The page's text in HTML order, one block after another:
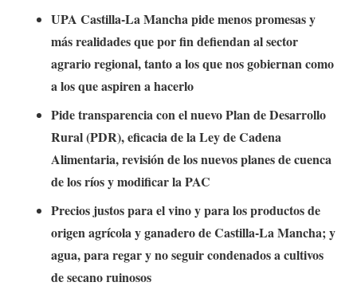
UPA Castilla-La Mancha pide menos promesas y
más realidades que por fin defiendan al sector
agrario regional, tanto a los que nos gobiernan como
a los que aspiren a hacerlo
Pide transparencia con el nuevo Plan de Desarrollo
Rural (PDR), eficacia de la Ley de Cadena
Alimentaria, revisión de los nuevos planes de cuenca
de los ríos y modificar la PAC
Precios justos para el vino y para los productos de
origen agrícola y ganadero de Castilla-La Mancha; y
agua, para regar y no seguir condenados a cultivos
de secano ruinosos